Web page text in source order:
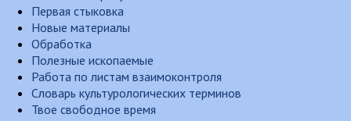
Первая стыковка
Новые материалы
Обработка
Полезные ископаемые
Работа по листам взаимоконтроля
Словарь культурологических терминов
Твое свободное время